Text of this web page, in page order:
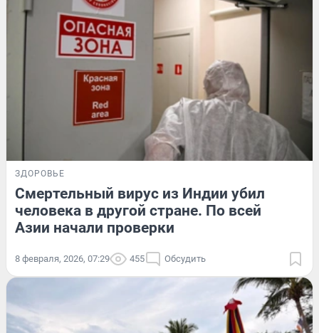
ЗДОРОВЬЕ
Смертельный вирус из Индии убил
человека в другой стране. По всей
Азии начали проверки
8 февраля, 2026, 07:29 455 Обсудить